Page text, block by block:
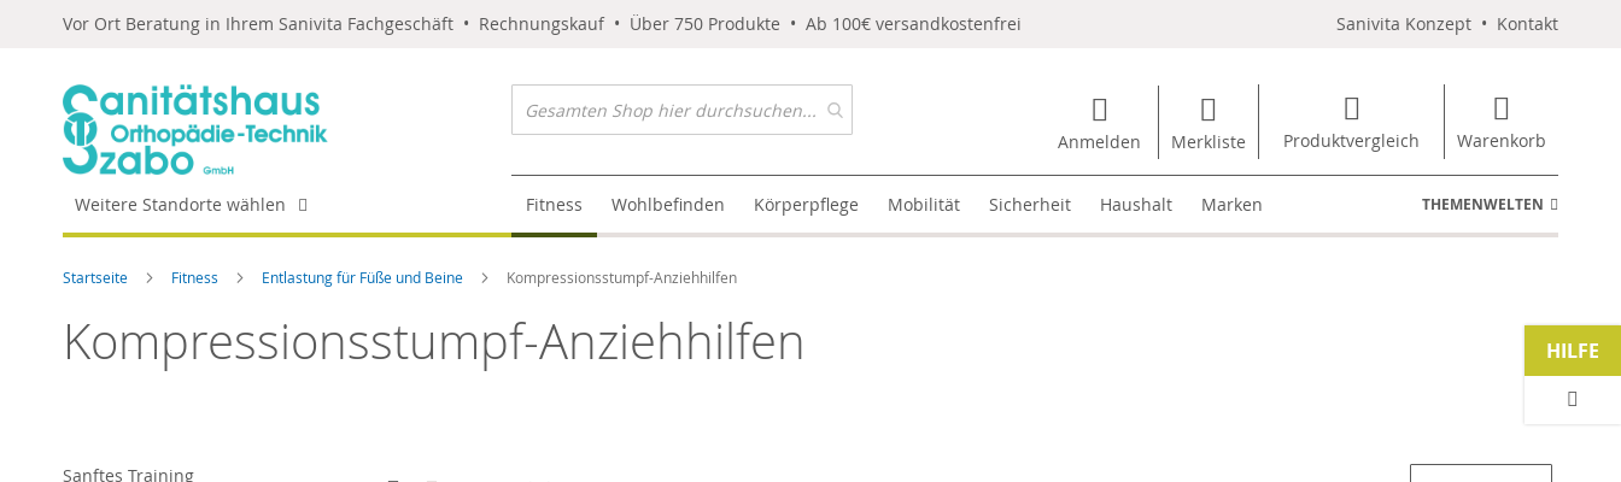
Vor Ort Beratung in Ihrem Sanivita Fachgeschäft • Rechnungskauf • Über 750 Produkte • Ab 100€ versandkostenfrei Sanivita Konzept • Kontakt
Anmelden Merkliste Produktvergleich Warenkorb
Weitere Standorte wählen Fitness Wohlbefinden Körperpflege Mobilität Sicherheit Haushalt Marken THEMENWELTEN
Startseite Fitness Entlastung für Füße und Beine Kompressionsstumpf-Anziehhilfen
Kompressionsstumpf-Anziehhilfen
Sanftes Training
HILFE